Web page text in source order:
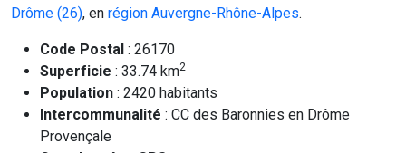
Drôme (26), en région Auvergne-Rhône-Alpes.
Code Postal : 26170
Superficie : 33.74 km2
Population : 2420 habitants
Intercommunalité : CC des Baronnies en Drôme
Provençale